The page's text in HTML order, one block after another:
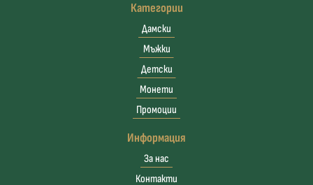
Категории
Дамски
Мъжки
Детски
Монети
Промоции
Информация
За нас
Контакти